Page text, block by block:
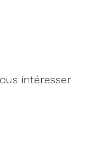
intéresser